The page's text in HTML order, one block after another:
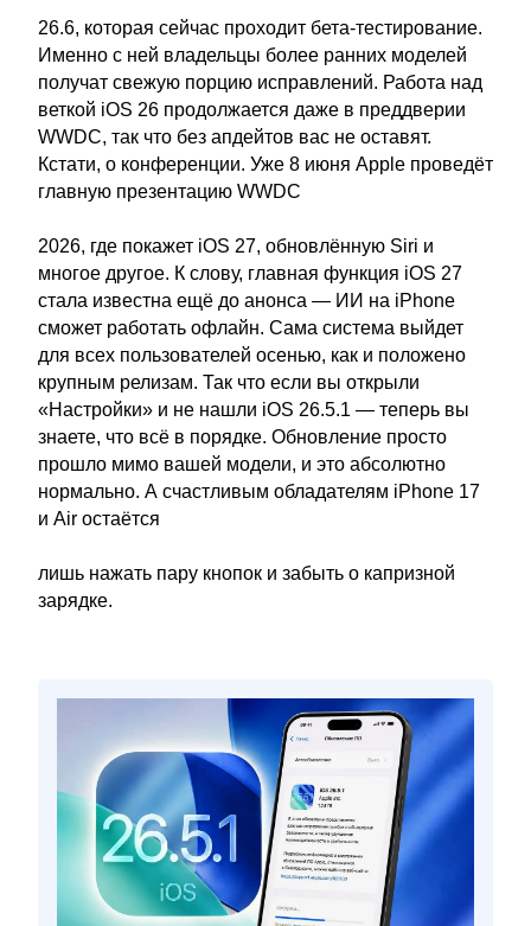
26.6, которая сейчас проходит бета-тестирование.
Именно с ней владельцы более ранних моделей
получат свежую порцию исправлений. Работа над
веткой iOS 26 продолжается даже в преддверии
WWDC, так что без апдейтов вас не оставят.
Кстати, о конференции. Уже 8 июня Apple проведёт
главную презентацию WWDC
2026, где покажет iOS 27, обновлённую Siri и
многое другое. К слову, главная функция iOS 27
стала известна ещё до анонса — ИИ на iPhone
сможет работать офлайн. Сама система выйдет
для всех пользователей осенью, как и положено
крупным релизам. Так что если вы открыли
«Настройки» и не нашли iOS 26.5.1 — теперь вы
знаете, что всё в порядке. Обновление просто
прошло мимо вашей модели, и это абсолютно
нормально. А счастливым обладателям iPhone 17
и Air остаётся
лишь нажать пару кнопок и забыть о капризной
зарядке.